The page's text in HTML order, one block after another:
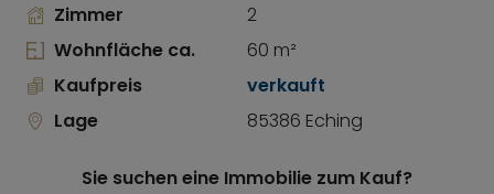
Zimmer
2
Wohnfläche ca.
60 m²
Kaufpreis
verkauft
Lage
85386 Eching
Sie suchen eine Immobilie zum Kauf?